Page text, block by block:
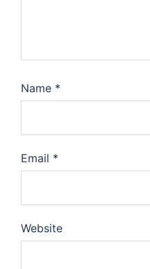
Name *
Email *
Website